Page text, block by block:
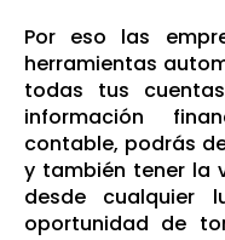
Por eso las
herramientas
todas tus
información
contable, podrás
y también tener la
desde
oportunidad de